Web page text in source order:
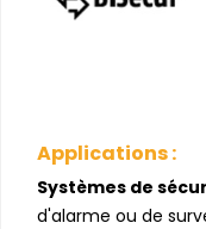
Applications :
Systèmes de
d'alarme ou de